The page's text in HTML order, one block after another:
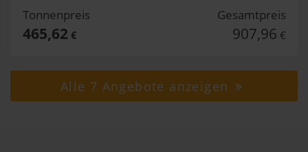
Tonnenpreis
465,62 €
Gesamtpreis
907,96 €
Alle 7 Angebote anzeigen